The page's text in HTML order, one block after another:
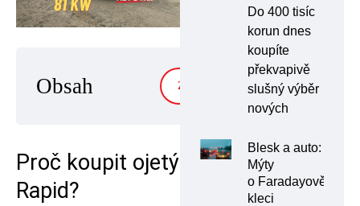
Obsah ZOBRAZIT
Proč koupit ojetý
Rapid?
Do 400 tisíc
korun dnes
koupíte
překvapivě
slušný výběr
nových
Blesk a auto:
Mýty
o Faradayově
kleci